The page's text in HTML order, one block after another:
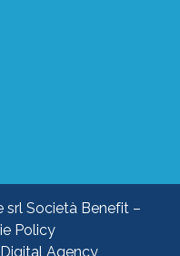
Società Benefit –
Policy
Agency